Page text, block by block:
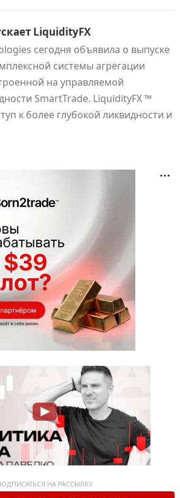
LiquidityFX
сегодня объявила о выпуске
системы агрегации
на управляемой
SmartTrade. LiquidityFX ™
к более глубокой ликвидности и
НА РАССЫЛКУ